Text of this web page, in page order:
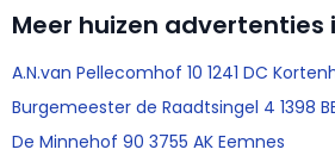
Meer huizen advertenties
A.N.van Pellecomhof 10 1241 DC
Burgemeester de Raadtsingel 4 1398
De Minnehof 90 3755 AK Eemnes